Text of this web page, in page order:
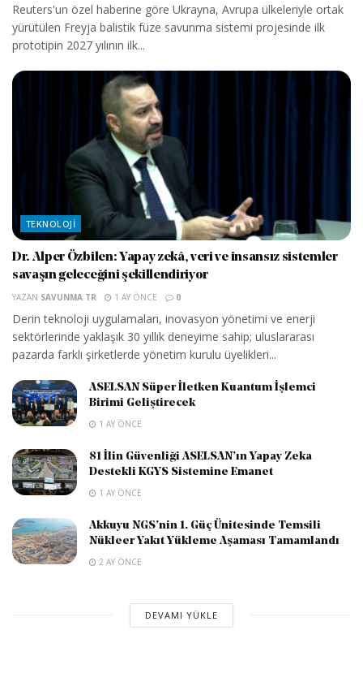
Reuters'un özel haberine göre Ukrayna, Avrupa ülkeleriyle ortak
yürütülen Freyja balistik füze savunma sistemi projesinde ilk
prototipin 2027 yılının ilk...
TEKNOLOJI
Dr. Alper Özbilen: Yapay zekâ, veri ve insansız sistemler
savaşın geleceğini şekillendiriyor
YAZAN SAVUNMA TR 1 AY ÖNCE 0
Derin teknoloji uygulamaları, inovasyon yönetimi ve enerji
sektörlerinde yaklaşık 30 yıllık deneyime sahip; uluslararası
pazarda farklı şirketlerde yönetim kurulu üyelikleri...
ASELSAN Süper İletken Kuantum İşlemci
Birimi Geliştirecek
1 AY ÖNCE
81 İlin Güvenliği ASELSAN’ın Yapay Zeka
Destekli KGYS Sistemine Emanet
1 AY ÖNCE
Akkuyu NGS’nin 1. Güç Ünitesinde Temsili
Nükleer Yakıt Yükleme Aşaması Tamamlandı
2 AY ÖNCE
DEVAMI YÜKLE